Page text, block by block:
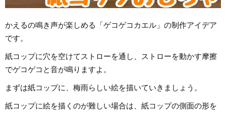
かえるの鳴き声が楽しめる「ゲコゲコカエル」の制作アイデア
です。
紙コップに穴を空けてストローを通し、ストローを動かす摩擦
でゲコゲコと音が鳴りますよ。
まずは紙コップに、梅雨らしい絵を描いていきましょう。
紙コップに絵を描くのが難しい場合は、紙コップの側面の形を